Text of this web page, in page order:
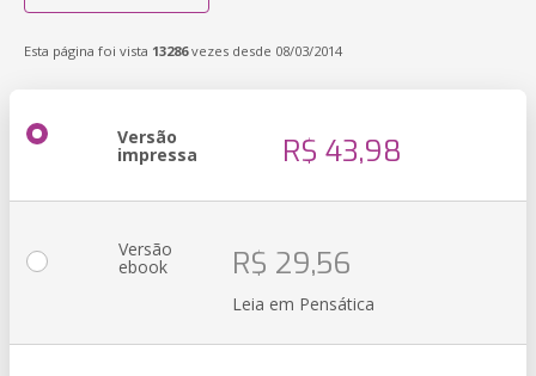
Esta página foi vista 13286vezes desde 08/03/2014
Versão
impressa R$ 43,98
Versão
ebook R$ 29,56
Leia em Pensática